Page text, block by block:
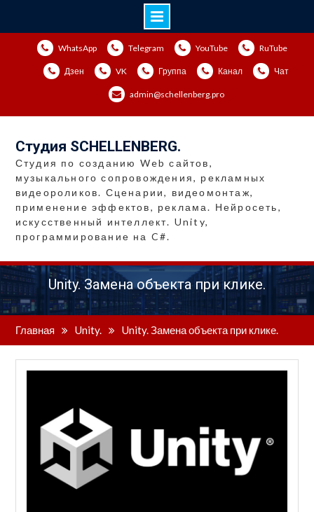
содержимому
WhatsApp Telegram YouTube RuTube
Дзен VK Группа Канал Чат
admin@schellenberg.pro
Студия SCHELLENBERG.
Студия по созданию Web сайтов,
музыкального сопровождения, рекламных
видеороликов. Сценарии, видеомонтаж,
применение эффектов, реклама. Нейросеть,
искусственный интеллект. Unity,
программирование на C#.
Unity. Замена объекта при клике.
Главная Unity. Unity. Замена объекта при клике.